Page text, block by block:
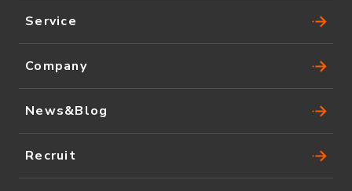
Service
Company
News&Blog
Recruit